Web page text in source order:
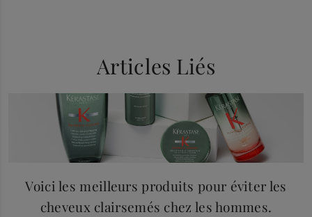
Articles Liés
Voici les meilleurs produits pour éviter les
cheveux clairsemés chez les hommes.